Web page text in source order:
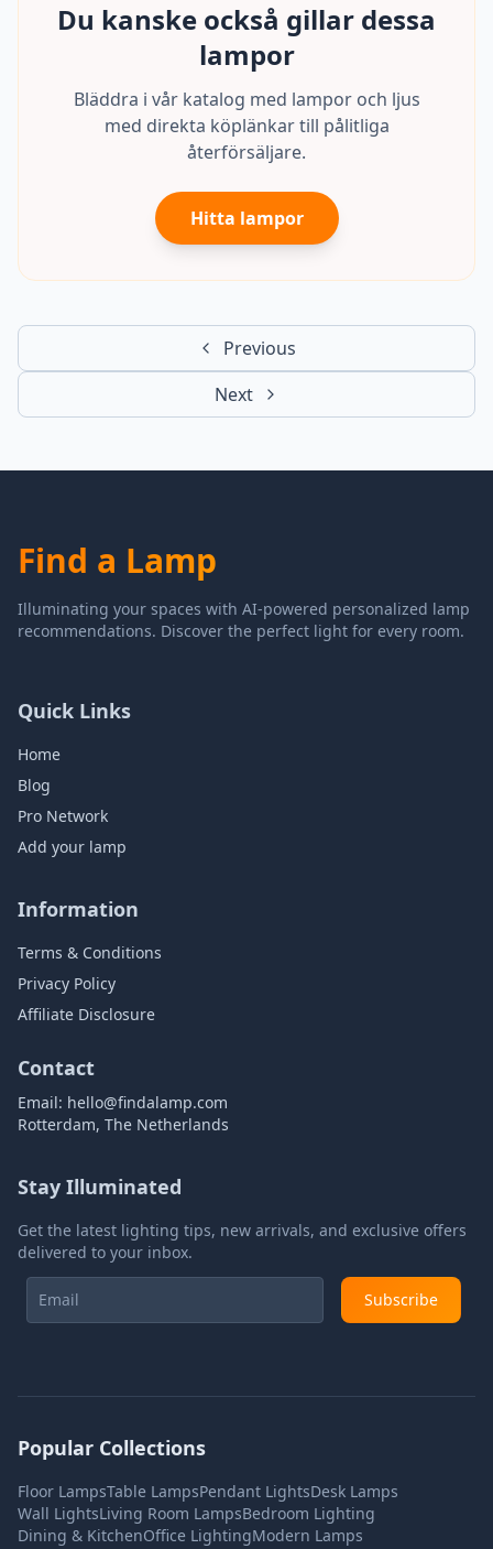
Du kanske också gillar dessa
lampor
Bläddra i vår katalog med lampor och ljus
med direkta köplänkar till pålitliga
återförsäljare.
Hitta lampor
Previous
Next
Find a Lamp
Illuminating your spaces with AI-powered personalized lamp
recommendations. Discover the perfect light for every room.
Quick Links
Home
Blog
Pro Network
Add your lamp
Information
Terms & Conditions
Privacy Policy
Affiliate Disclosure
Contact
Email: hello@findalamp.com
Rotterdam, The Netherlands
Stay Illuminated
Get the latest lighting tips, new arrivals, and exclusive offers
delivered to your inbox.
Subscribe
Popular Collections
Floor LampsTable LampsPendant LightsDesk Lamps
Wall LightsLiving Room LampsBedroom Lighting
Dining & KitchenOffice LightingModern Lamps